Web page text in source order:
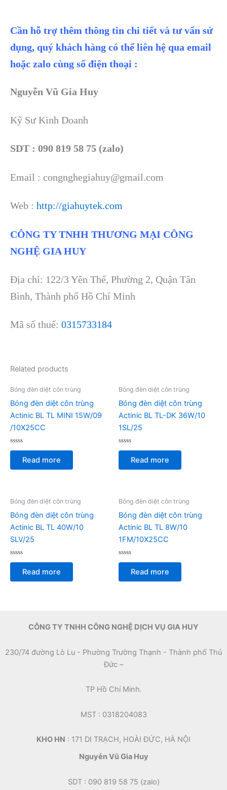
Cần hỗ trợ thêm thông tin chi tiết và tư vấn sử
dụng, quý khách hàng có thể liên hệ qua email
hoặc zalo cùng số điện thoại :
Nguyễn Vũ Gia Huy
Kỹ Sư Kinh Doanh
SDT : 090 819 58 75 (zalo)
Email : congnghegiahuy@gmail.com
Web : http://giahuytek.com
CÔNG TY TNHH THƯƠNG MẠI CÔNG
NGHỆ GIA HUY
Địa chỉ: 122/3 Yên Thế, Phường 2, Quận Tân
Bình, Thành phố Hồ Chí Minh
Mã số thuế: 0315733184
Related products
Bóng đèn diệt côn trùng
Bóng đèn diệt côn trùng
Actinic BL TL MINI 15W/09
/10X25CC
Rated
of
Read more
Bóng đèn diệt côn trùng
Bóng đèn diệt côn trùng
Actinic BL TL-DK 36W/10
1SL/25
Rated
of
Read more
Bóng đèn diệt côn trùng
Bóng đèn diệt côn trùng
Actinic BL TL 40W/10
SLV/25
Rated
of
Read more
Bóng đèn diệt côn trùng
Bóng đèn diệt côn trùng
Actinic BL TL 8W/10
1FM/10X25CC
Rated
of
Read more
CÔNG TY TNHH CÔNG NGHỆ DỊCH VỤ GIA HUY
230/74 đường Lò Lu - Phường Trường Thạnh - Thành phố Thủ
Đức –
TP Hồ Chí Minh.
MST : 0318204083
KHO HN : 171 DI TRẠCH, HOÀI ĐỨC, HÀ NỘI
Nguyễn Vũ Gia Huy
SDT : 090 819 58 75 (zalo)